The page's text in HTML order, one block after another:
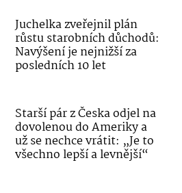
Juchelka zveřejnil plán
růstu starobních důchodů:
Navýšení je nejnižší za
posledních 10 let
Starší pár z Česka odjel na
dovolenou do Ameriky a
už se nechce vrátit: „Je to
všechno lepší a levnější“